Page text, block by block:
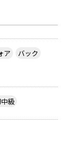
昔にあったセ
ましたが。
ユニフォー
ン 中国代表ユ
ア
バック
級